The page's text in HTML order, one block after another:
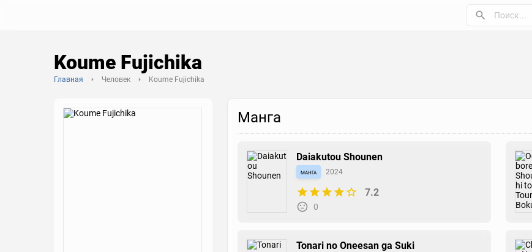
Koume Fujichika
Главная Человек Koume Fujichika
Манга
Daiakutou Shounen
манга 2024
7.2
0
Tonari no Oneesan ga Suki